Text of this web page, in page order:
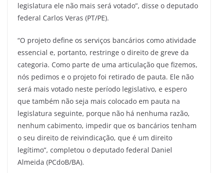
legislatura ele não mais será votado”, disse o deputado
federal Carlos Veras (PT/PE).
“O projeto define os serviços bancários como atividade
essencial e, portanto, restringe o direito de greve da
categoria. Como parte de uma articulação que fizemos,
nós pedimos e o projeto foi retirado de pauta. Ele não
será mais votado neste período legislativo, e espero
que também não seja mais colocado em pauta na
legislatura seguinte, porque não há nenhuma razão,
nenhum cabimento, impedir que os bancários tenham
o seu direito de reivindicação, que é um direito
legítimo”, completou o deputado federal Daniel
Almeida (PCdoB/BA).